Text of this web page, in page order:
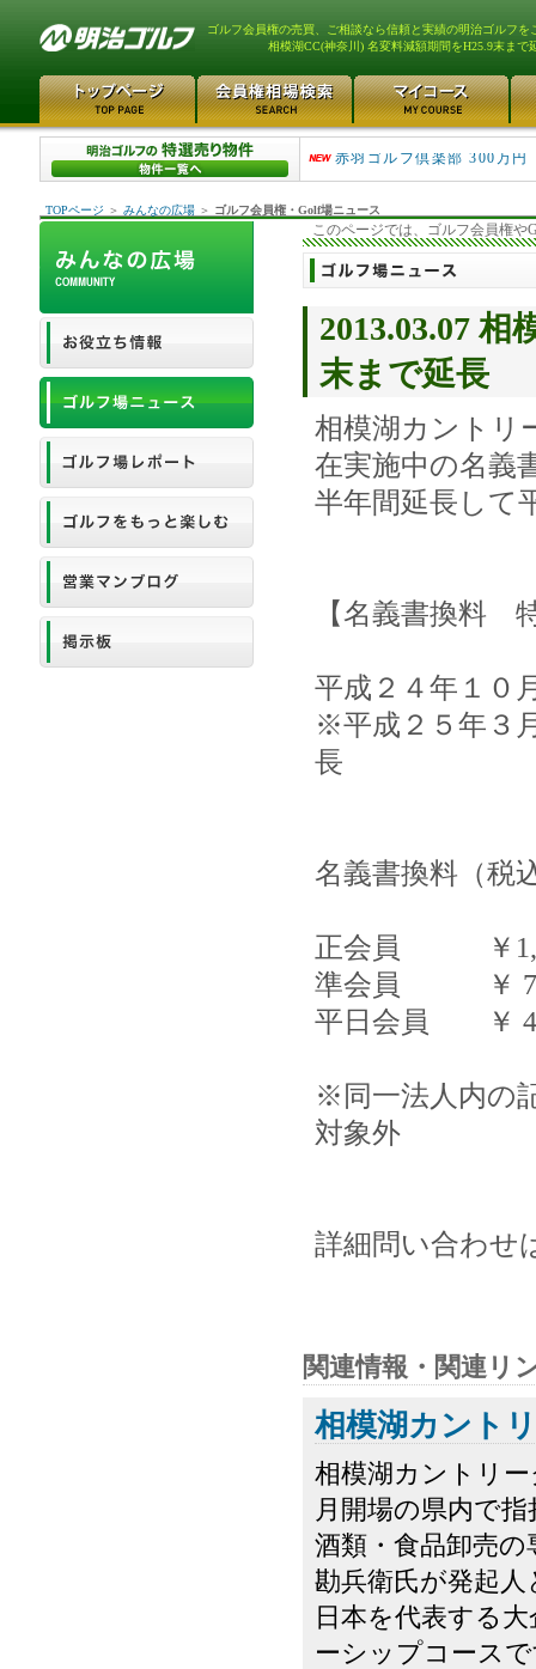
ゴルフ会員権の売買、ご相談なら信頼と実績の明治ゴルフを
相模湖CC(神奈川) 名変料減額期間をH25.9末まで
スカイウェイカントリー
赤羽ゴルフ倶楽部 300万円
TOPページ ＞ みんなの広場 ＞ ゴルフ会員権・Golf場ニュース
このページでは、ゴルフ会員権や
2013.03.07
末まで延長
相模湖カントリ
在実施中の名義
半年間延長して
【名義書換料
平成２４年１０
※平成２５年３
長
名義書換料（税
正会員 ￥
準会員 ￥
平日会員 ￥
※同一法人内の
対象外
詳細問い合わせ
関連情報・関連リ
相模湖カント
相模湖カントリ
月開場の県内で
酒類・食品卸売
勘兵衛氏が発起
日本を代表する
ーシップコース